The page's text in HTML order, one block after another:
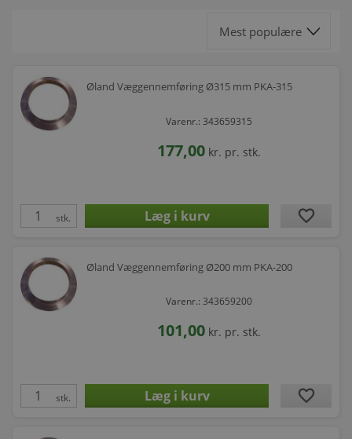
Øland Væggennemføring Ø315 mm PKA-315
Varenr.: 343659315
177,00 kr. pr. stk.
stk. favorite
Øland Væggennemføring Ø200 mm PKA-200
Varenr.: 343659200
101,00 kr. pr. stk.
stk. favorite